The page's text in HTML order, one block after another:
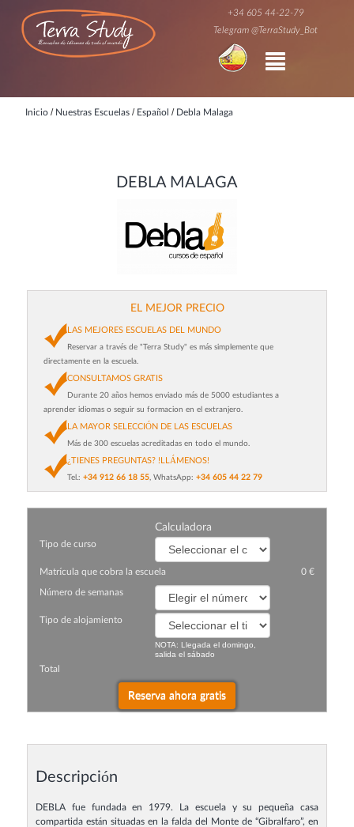
+34 605 44-22-79
Telegram @TerraStudy_Bot
Inicio / Nuestras Escuelas / Español / Debla Malaga
DEBLA MALAGA
EL MEJOR PRECIO
LAS MEJORES ESCUELAS DEL MUNDO
Reservar a través de "Terra Study" es más simplemente que
directamente en la escuela.
CONSULTAMOS GRATIS
Durante 20 años hemos enviado más de 5000 estudiantes a
aprender idiomas o seguir su formacion en el extranjero.
LA MAYOR SELECCIÓN DE LAS ESCUELAS
Más de 300 escuelas acreditadas en todo el mundo.
¿TIENES PREGUNTAS? !LLÁMENOS!
Tel.: +34 912 66 18 55 , WhatsApp: +34 605 44 22 79
Сalculadora
Tipo de curso
Matrícula que cobra la escuela 0 €
Número de semanas
Tipo de alojamiento
NOTA: Llegada el domingo,
salida el sábado
Total
Descripción
DEBLA fue fundada en 1979. La escuela y su pequeña casa
compartida están situadas en la falda del Monte de “Gibralfaro”, en